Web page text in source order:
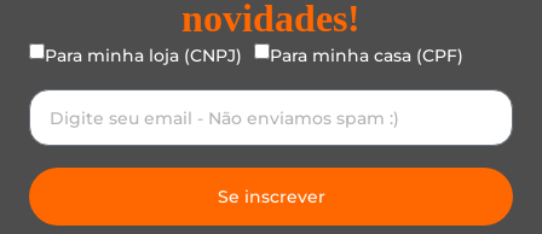
novidades!
Para minha loja (CNPJ) Para minha casa (CPF)
Se inscrever